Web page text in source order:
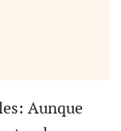
Aunque